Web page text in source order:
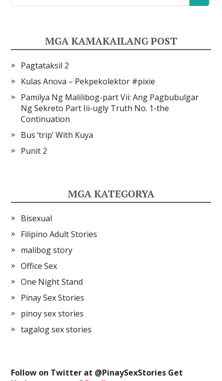
MGA KAMAKAILANG POST
Pagtataksil 2
Kulas Anova – Pekpekolektor #pixie
Pamilya Ng Malilibog-part Vii: Ang Pagbubulgar
Ng Sekreto Part Iii-ugly Truth No. 1-the
Continuation
Bus ‘trip’ With Kuya
Punit 2
MGA KATEGORYA
Bisexual
Filipino Adult Stories
malibog story
Office Sex
One Night Stand
Pinay Sex Stories
pinoy sex stories
tagalog sex stories
Follow on Twitter at @PinaySexStories Get